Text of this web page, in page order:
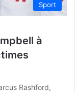
Sport
à
Rashford,